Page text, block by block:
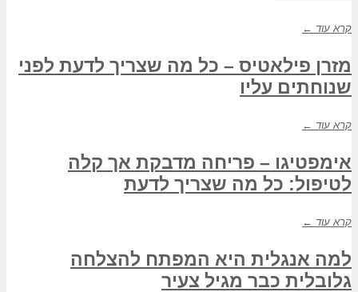
קרא עוד ←
מזרן פילאטיס – כל מה שצריך לדעת לפני
שנוחתים עליו
קרא עוד ←
אימפטיגו – פריחה מדבקת אך קלה
לטיפול: כל מה שצריך לדעת
קרא עוד ←
למה אנגלית היא המפתח להצלחה
גלובלית כבר מגיל צעיר